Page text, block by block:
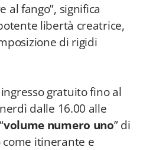
al fango”, significa
libertà creatrice,
di rigidi
gratuito fino al
dalle 16.00 alle
volume numero uno” di
itinerante e